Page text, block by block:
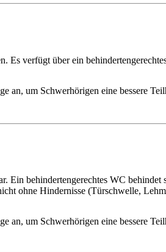
Es verfügt über ein
an, um Schwerhörigen eine bessere
behindertengerechtes WC
ohne Hindernisse (Türschwelle,
an, um Schwerhörigen eine bessere